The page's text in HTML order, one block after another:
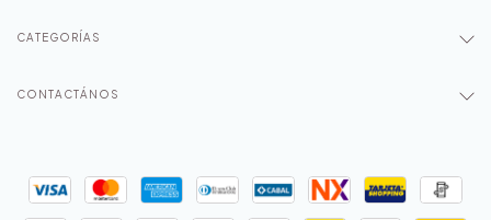
CATEGORÍAS
CONTACTÁNOS